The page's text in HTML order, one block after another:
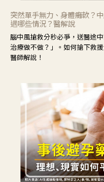
突然單手無力、身體癱軟？
遇哪些情況？醫解說
腦中風搶救分秒必爭，送醫途
治療做不做？」。如何搶下救
醫師解說！